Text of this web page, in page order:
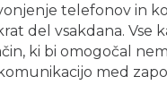
telefonov in
del vsakdana. Vse
ki bi omogočal
med